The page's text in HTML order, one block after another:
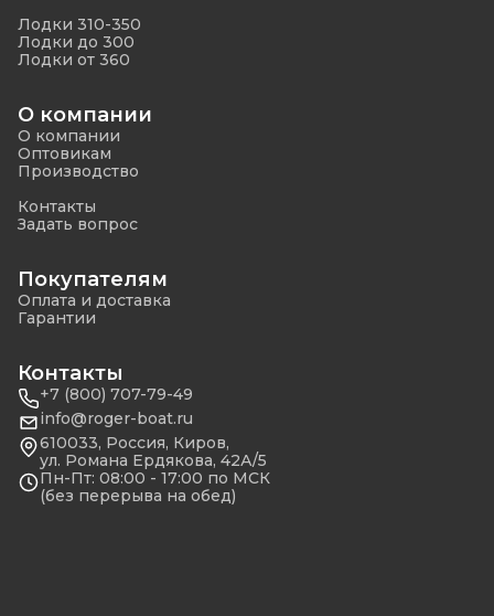
Лодки 310-350
Лодки до 300
Лодки от 360
О компании
О компании
Оптовикам
Производство
Контакты
Задать вопрос
Покупателям
Оплата и доставка
Гарантии
Контакты
+7 (800) 707-79-49
info@roger-boat.ru
610033, Россия, Киров,
ул. Романа Ердякова, 42А/5
Пн-Пт: 08:00 - 17:00 по МСК
(без перерыва на обед)